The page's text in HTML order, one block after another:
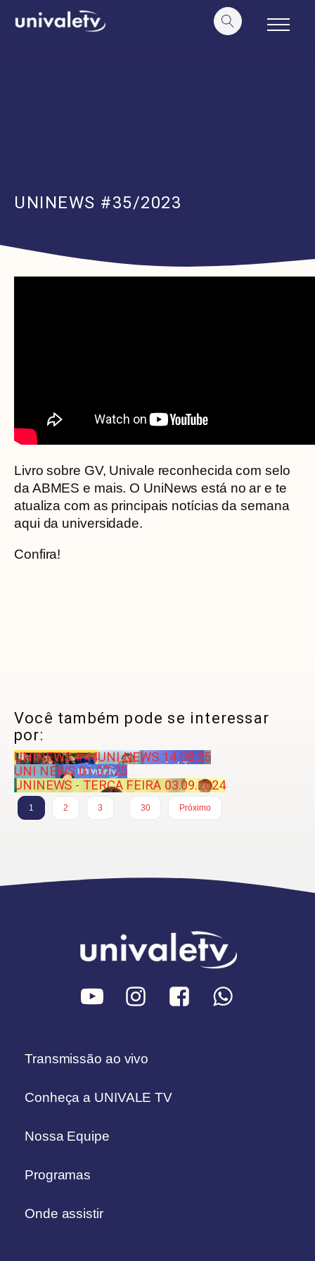
conteúdo
UNINEWS #35/2023
Livro sobre GV, Univale reconhecida com selo
da ABMES e mais. O UniNews está no ar e te
atualiza com as principais notícias da semana
aqui da universidade.
Confira!
Você também pode se interessar
por:
UNINEWS #44UNI NEWS 14 08 25
UNI NEWS 01 07 25
UNINEWS - TERÇA FEIRA 03.09.2024
1 2 3
30
Próximo
Transmissão ao vivo
Conheça a UNIVALE TV
Nossa Equipe
Programas
Onde assistir